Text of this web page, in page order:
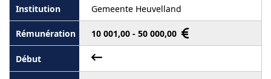
Gemeente Heuvelland
10 001,00 - 50 000,00